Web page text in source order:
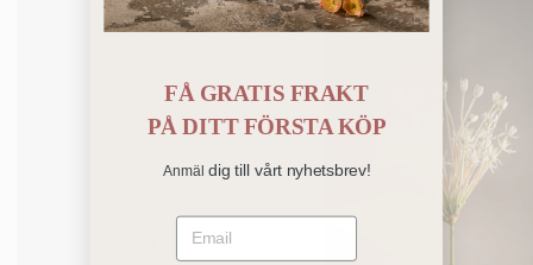
FÅ GRATIS FRAKT
PÅDITT FÖRSTA KÖP
Anmäl dig till vårt nyhetsbrev!
Email